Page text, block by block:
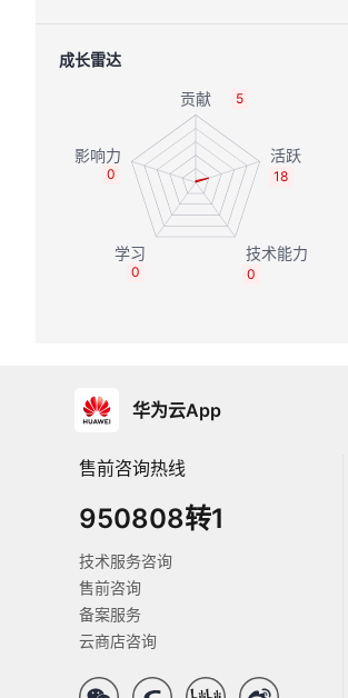
成长雷达
5
18
0
0
0
华为云App
售前咨询热线
950808转1
技术服务咨询
售前咨询
备案服务
云商店咨询